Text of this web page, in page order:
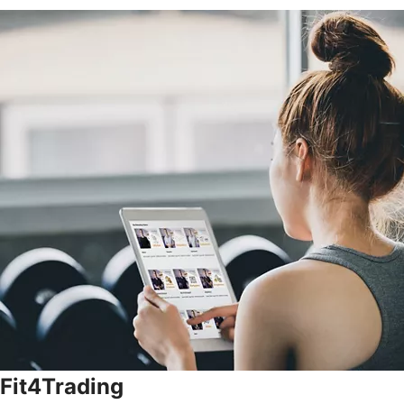
Fit4Trading